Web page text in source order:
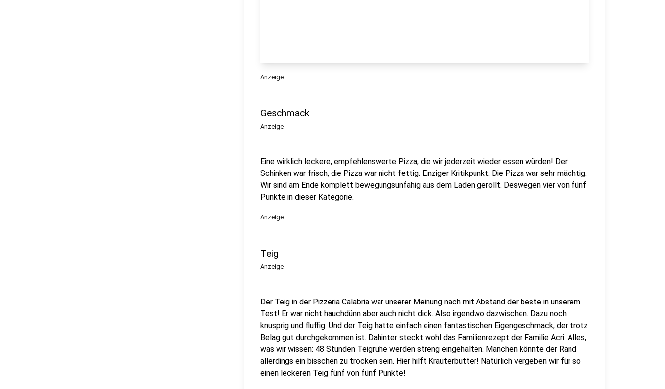
Anzeige
Geschmack
Anzeige
Eine wirklich leckere, empfehlenswerte Pizza, die wir jederzeit wieder essen würden! Der
Schinken war frisch, die Pizza war nicht fettig. Einziger Kritikpunkt: Die Pizza war sehr mächtig.
Wir sind am Ende komplett bewegungsunfähig aus dem Laden gerollt. Deswegen vier von fünf
Punkte in dieser Kategorie.
Anzeige
Teig
Anzeige
Der Teig in der Pizzeria Calabria war unserer Meinung nach mit Abstand der beste in unserem
Test! Er war nicht hauchdünn aber auch nicht dick. Also irgendwo dazwischen. Dazu noch
knusprig und fluffig. Und der Teig hatte einfach einen fantastischen Eigengeschmack, der trotz
Belag gut durchgekommen ist. Dahinter steckt wohl das Familienrezept der Familie Acri. Alles,
was wir wissen: 48 Stunden Teigruhe werden streng eingehalten. Manchen könnte der Rand
allerdings ein bisschen zu trocken sein. Hier hilft Kräuterbutter! Natürlich vergeben wir für so
einen leckeren Teig fünf von fünf Punkte!